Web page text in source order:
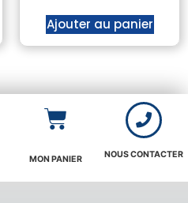
Ajouter au panier
MON PANIER NOUS CONTACTER